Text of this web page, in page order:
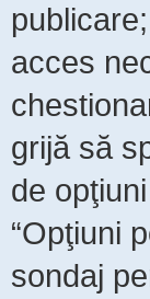
acces
grijă să
de
“Opţiuni
sondaj